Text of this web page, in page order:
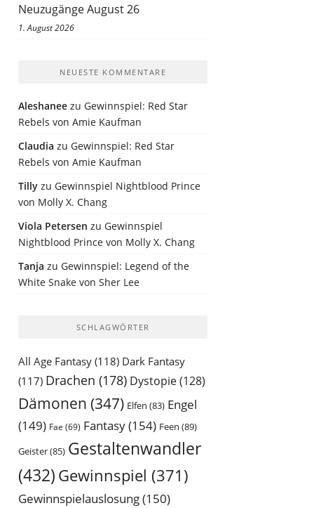
Neuzugänge August 26
1. August 2026
NEUESTE KOMMENTARE
Aleshanee zu Gewinnspiel: Red Star
Rebels von Amie Kaufman
Claudia zu Gewinnspiel: Red Star
Rebels von Amie Kaufman
Tilly zu Gewinnspiel Nightblood Prince
von Molly X. Chang
Viola Petersen zu Gewinnspiel
Nightblood Prince von Molly X. Chang
Tanja zu Gewinnspiel: Legend of the
White Snake von Sher Lee
SCHLAGWÖRTER
All Age Fantasy (118) Dark Fantasy
(117) Drachen (178) Dystopie(128)
Dämonen (347) Elfen (83) Engel
(149) Fae (69) Fantasy(154) Feen (89)
Geister(85) Gestaltenwandler
(432) Gewinnspiel (371)
Gewinnspielauslosung(150)